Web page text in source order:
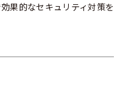
果的なセキュリティ対策を